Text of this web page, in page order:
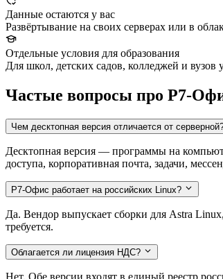
Данные остаются у вас
Развёртывание на своих серверах или в
Отдельные условия для образования
Для школ, детских садов, колледжей и
Частые вопросы про Р7-
Чем десктопная версия отличается от
Десктопная версия — программы на
доступа, корпоративная почта, задачи,
Р7-Офис работает на российских Linux?
Да. Вендор выпускает сборки для Astra
требуется.
Облагается ли лицензия НДС?
Нет. Обе версии входят в единый реестр